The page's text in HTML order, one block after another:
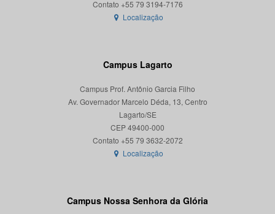
Localização
Campus Lagarto
Campus Prof. Antônio Garcia Filho
Av. Governador Marcelo Déda, 13, Centro
Lagarto/SE
CEP 49400-000
Localização
Campus Nossa Senhora da Glória